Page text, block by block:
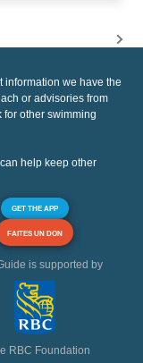
information we have the
or advisories from
other swimming
help keep other
GET THE APP
FAITES UN DON
is supported by
RBC Foundation